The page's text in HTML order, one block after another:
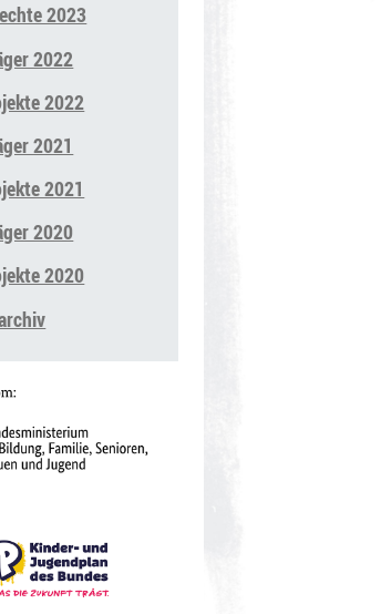
2023
2022
2022
2021
2021
2020
2020